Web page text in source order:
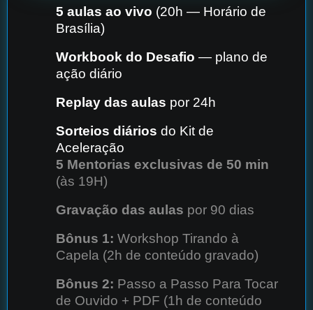
5 aulas ao vivo (20h — Horário de
Brasília)
Workbook do Desafio — plano de
ação diário
Replay das aulas por 24h
Sorteios diários do Kit de
Aceleração
5 Mentorias exclusivas de 50 min
(às 19H)
Gravação das aulas por 90 dias
Bônus 1: Workshop Tirando à
Capela (2h de conteúdo gravado)
Bônus 2: Passo a Passo Para Tocar
de Ouvido + PDF (1h de conteúdo